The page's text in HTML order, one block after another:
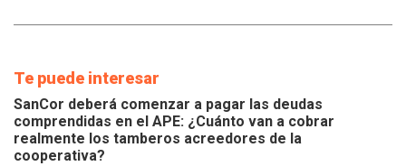
Te puede interesar
SanCor deberá comenzar a pagar las deudas
comprendidas en el APE: ¿Cuánto van a cobrar
realmente los tamberos acreedores de la
cooperativa?